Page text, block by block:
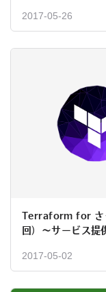
2017-05-26
Terraform for さ
回）〜サービス提
2017-05-02